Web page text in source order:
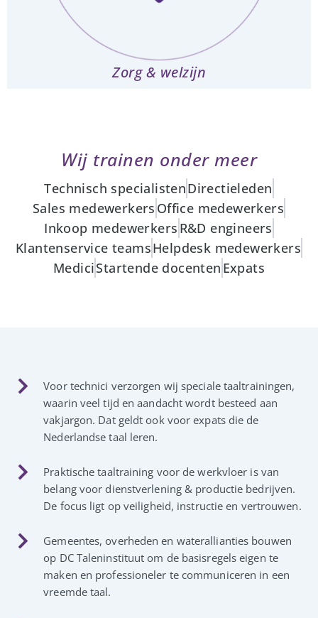
Zorg & welzijn
Wij trainen onder meer
Technisch specialistenDirectieleden
Sales medewerkers Office medewerkers
Inkoop medewerkers R&D engineers
Klantenservice teamsHelpdesk medewerkers
MediciStartende docenten Expats
Voor technici verzorgen wij speciale taaltrainingen,
waarin veel tijd en aandacht wordt besteed aan
vakjargon. Dat geldt ook voor expats die de
Nederlandse taal leren.
Praktische taaltraining voor de werkvloer is van
belang voor dienstverlening & productie bedrijven.
De focus ligt op veiligheid, instructie en vertrouwen.
Gemeentes, overheden en waterallianties bouwen
op DC Taleninstituut om de basisregels eigen te
maken en professioneler te communiceren in een
vreemde taal.